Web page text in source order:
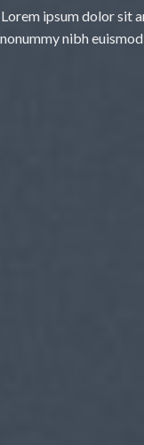
Lorem ipsum dolor sit
nonummy nibh